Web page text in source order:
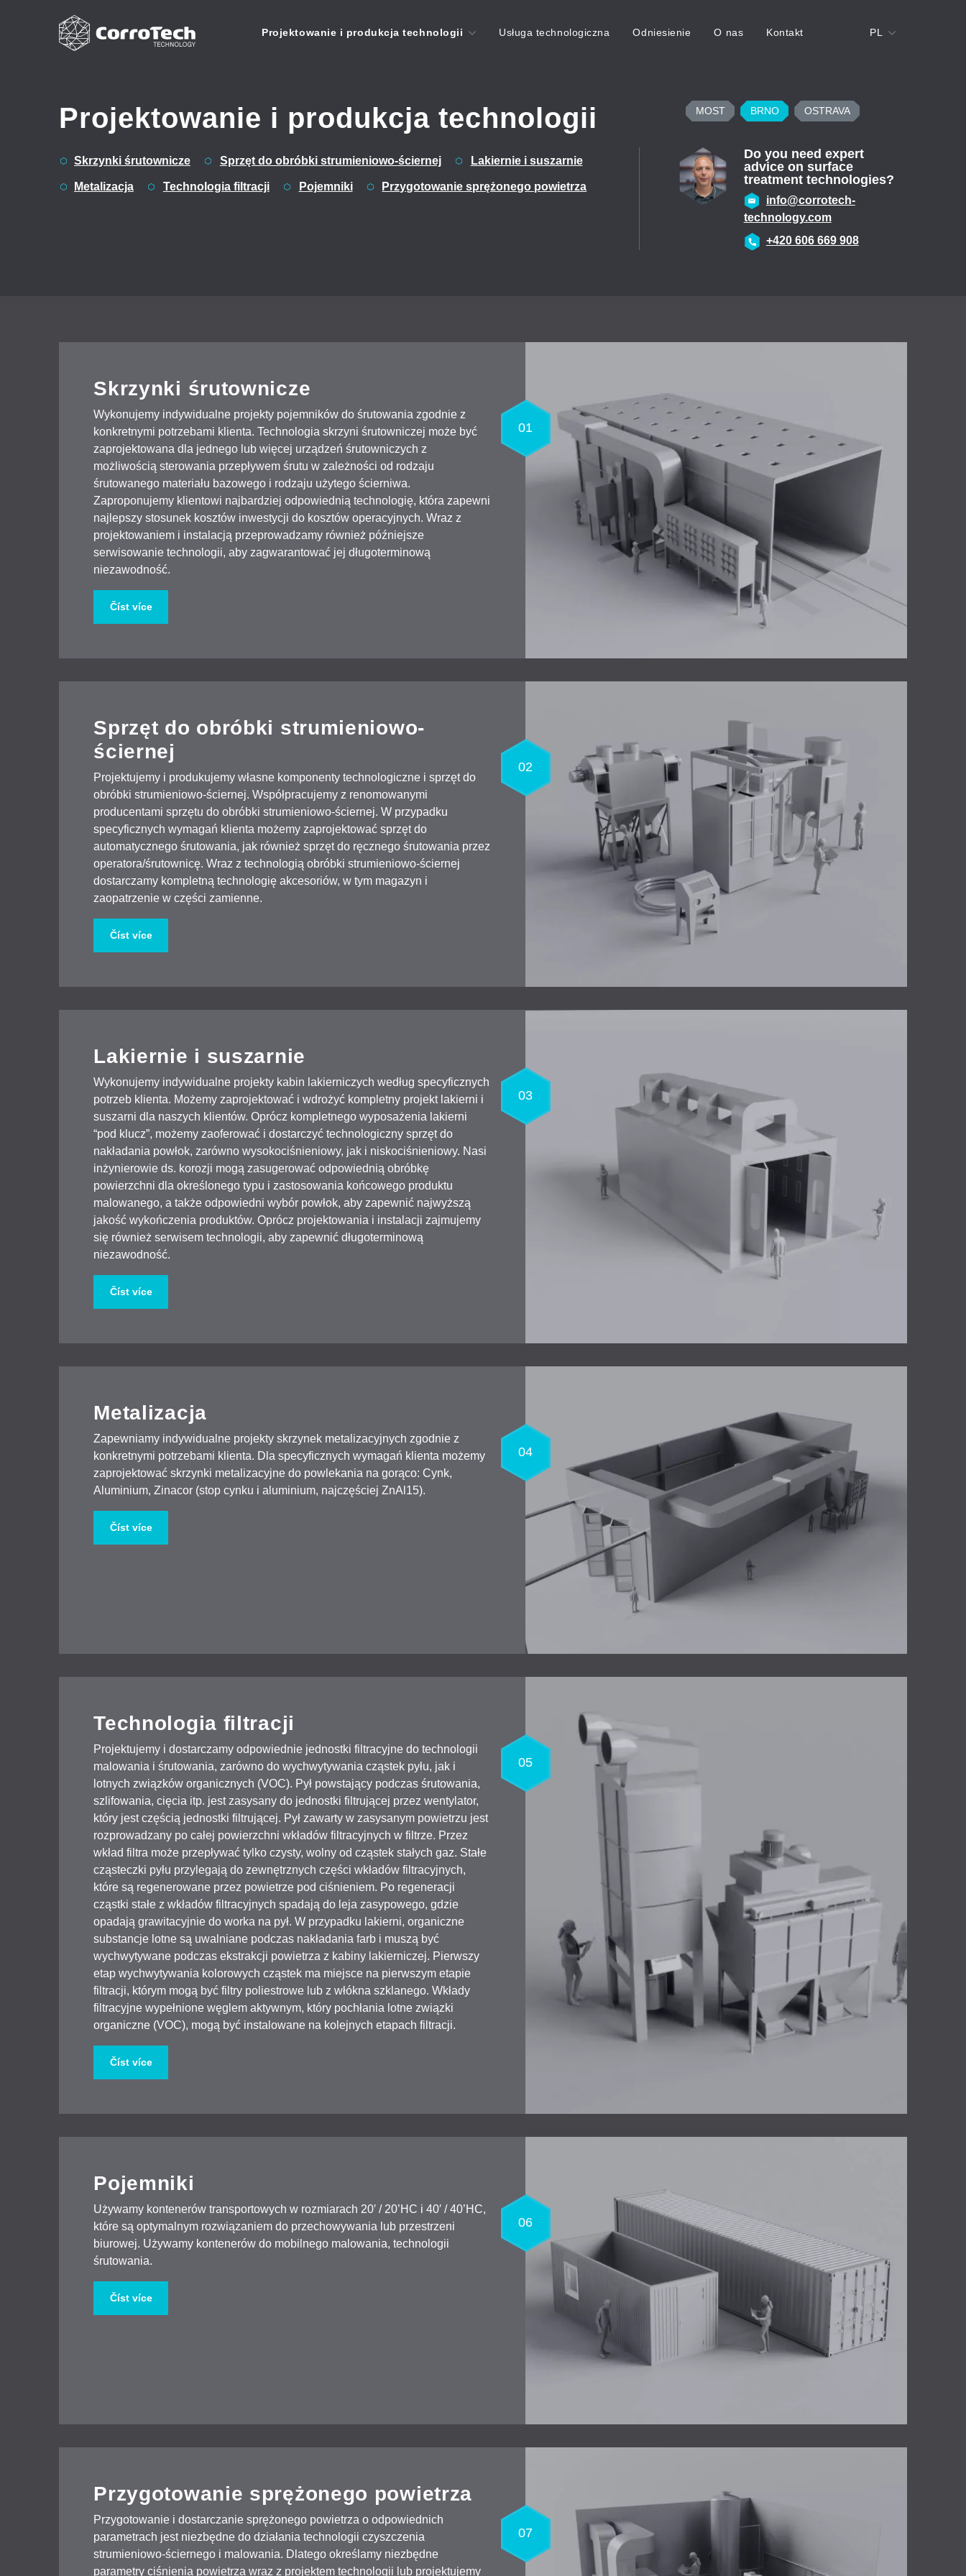
Projektowanie i produkcja technologii Usługa technologiczna Odniesienie O nas Kontakt PL
Projektowanie i produkcja technologii
Skrzynki śrutownicze Sprzęt do obróbki strumieniowo-ściernej Lakiernie i suszarnie
Metalizacja Technologia filtracji Pojemniki Przygotowanie sprężonego powietrza
MOST BRNO OSTRAVA
Do you need expert
advice on surface
treatment technologies?
Do you need expert
advice on surface
treatment technologies?
Do you need expert
advice on surface
treatment technologies?
info@corrotech-
technology.com
+420 602 789 403
Skrzynki śrutownicze
Wykonujemy indywidualne projekty pojemników do śrutowania zgodnie z
konkretnymi potrzebami klienta. Technologia skrzyni śrutowniczej może być
zaprojektowana dla jednego lub więcej urządzeń śrutowniczych z
możliwością sterowania przepływem śrutu w zależności od rodzaju
śrutowanego materiału bazowego i rodzaju użytego ścierniwa.
Zaproponujemy klientowi najbardziej odpowiednią technologię, która zapewni
najlepszy stosunek kosztów inwestycji do kosztów operacyjnych. Wraz z
projektowaniem i instalacją przeprowadzamy również późniejsze
serwisowanie technologii, aby zagwarantować jej długoterminową
niezawodność.
Číst více
01
Sprzęt do obróbki strumieniowo-
ściernej
Projektujemy i produkujemy własne komponenty technologiczne i sprzęt do
obróbki strumieniowo-ściernej. Współpracujemy z renomowanymi
producentami sprzętu do obróbki strumieniowo-ściernej. W przypadku
specyficznych wymagań klienta możemy zaprojektować sprzęt do
automatycznego śrutowania, jak również sprzęt do ręcznego śrutowania przez
operatora/śrutownicę. Wraz z technologią obróbki strumieniowo-ściernej
dostarczamy kompletną technologię akcesoriów, w tym magazyn i
zaopatrzenie w części zamienne.
Číst více
02
Lakiernie i suszarnie
Wykonujemy indywidualne projekty kabin lakierniczych według specyficznych
potrzeb klienta. Możemy zaprojektować i wdrożyć kompletny projekt lakierni i
suszarni dla naszych klientów. Oprócz kompletnego wyposażenia lakierni
“pod klucz”, możemy zaoferować i dostarczyć technologiczny sprzęt do
nakładania powłok, zarówno wysokociśnieniowy, jak i niskociśnieniowy. Nasi
inżynierowie ds. korozji mogą zasugerować odpowiednią obróbkę
powierzchni dla określonego typu i zastosowania końcowego produktu
malowanego, a także odpowiedni wybór powłok, aby zapewnić najwyższą
jakość wykończenia produktów. Oprócz projektowania i instalacji zajmujemy
się również serwisem technologii, aby zapewnić długoterminową
niezawodność.
Číst více
03
Metalizacja
Zapewniamy indywidualne projekty skrzynek metalizacyjnych zgodnie z
konkretnymi potrzebami klienta. Dla specyficznych wymagań klienta możemy
zaprojektować skrzynki metalizacyjne do powlekania na gorąco: Cynk,
Aluminium, Zinacor (stop cynku i aluminium, najczęściej ZnAl15).
Číst více
04
Technologia filtracji
Projektujemy i dostarczamy odpowiednie jednostki filtracyjne do technologii
malowania i śrutowania, zarówno do wychwytywania cząstek pyłu, jak i
lotnych związków organicznych (VOC). Pył powstający podczas śrutowania,
szlifowania, cięcia itp. jest zasysany do jednostki filtrującej przez wentylator,
który jest częścią jednostki filtrującej. Pył zawarty w zasysanym powietrzu jest
rozprowadzany po całej powierzchni wkładów filtracyjnych w filtrze. Przez
wkład filtra może przepływać tylko czysty, wolny od cząstek stałych gaz. Stałe
cząsteczki pyłu przylegają do zewnętrznych części wkładów filtracyjnych,
które są regenerowane przez powietrze pod ciśnieniem. Po regeneracji
cząstki stałe z wkładów filtracyjnych spadają do leja zasypowego, gdzie
opadają grawitacyjnie do worka na pył. W przypadku lakierni, organiczne
substancje lotne są uwalniane podczas nakładania farb i muszą być
wychwytywane podczas ekstrakcji powietrza z kabiny lakierniczej. Pierwszy
etap wychwytywania kolorowych cząstek ma miejsce na pierwszym etapie
filtracji, którym mogą być filtry poliestrowe lub z włókna szklanego. Wkłady
filtracyjne wypełnione węglem aktywnym, który pochłania lotne związki
organiczne (VOC), mogą być instalowane na kolejnych etapach filtracji.
Číst více
05
Pojemniki
Używamy kontenerów transportowych w rozmiarach 20′ / 20’HC i 40′ / 40’HC,
które są optymalnym rozwiązaniem do przechowywania lub przestrzeni
biurowej. Używamy kontenerów do mobilnego malowania, technologii
śrutowania.
Číst více
06
Przygotowanie sprężonego powietrza
Przygotowanie i dostarczanie sprężonego powietrza o odpowiednich
parametrach jest niezbędne do działania technologii czyszczenia
strumieniowo-ściernego i malowania. Dlatego określamy niezbędne
parametry ciśnienia powietrza wraz z projektem technologii lub projektujemy
07